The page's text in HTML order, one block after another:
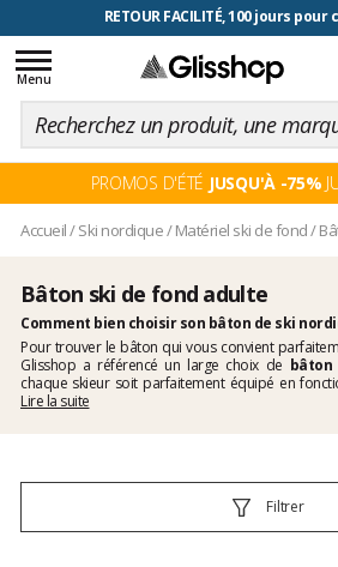
RETOUR FACILITÉ, 100 jours
Toggle
navigation
Menu
PROMOS D'ÉTÉ JUSQU'À -75%
Accueil/Ski nordique/Matériel ski de fond/
Bâton ski de fond adulte
Comment bien choisir son bâton de ski
Pour trouver le bâton qui vous convient
Glisshop a référencé un large choix de
chaque skieur soit parfaitement équipé en
vous cherchiez un
Lire la suite
Filtrer